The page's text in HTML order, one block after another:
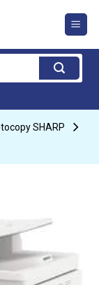
SHARP